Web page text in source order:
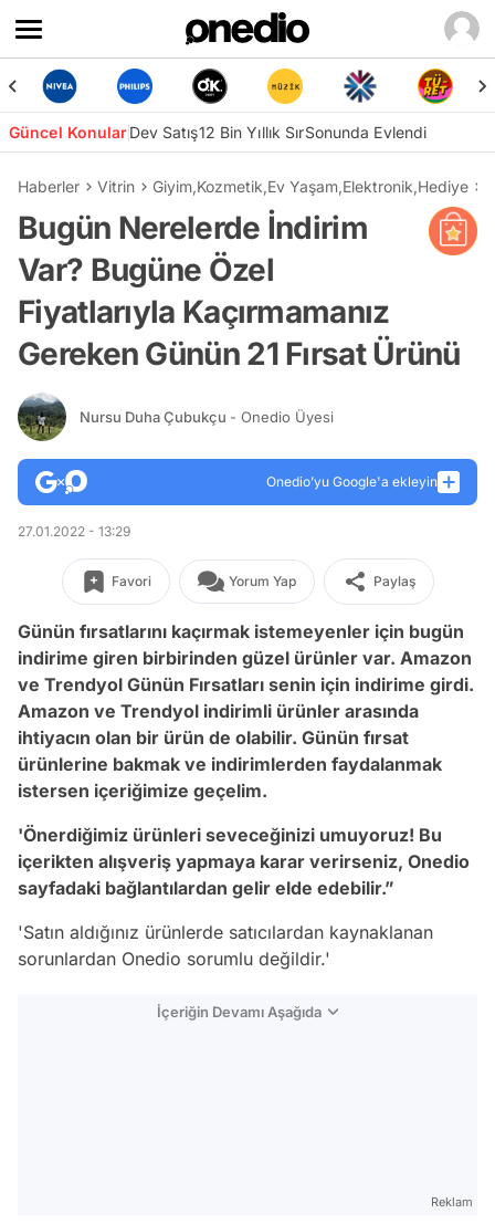
Güncel KonularDev Satış12 Bin Yıllık SırSonunda Evlendi
Haberler Vitrin Giyim,Kozmetik,Ev Yaşam,Elektronik,Hediye
Bugün Nerelerde İndirim
Var? Bugüne Özel
Fiyatlarıyla Kaçırmamanız
Gereken Günün 21 Fırsat Ürünü
Nursu Duha Çubukçu - Onedio Üyesi
Onedio’yu Google'a ekleyin
27.01.2022 - 13:29
Favori Yorum Yap Paylaş
Günün fırsatlarını kaçırmak istemeyenler için bugün
indirime giren birbirinden güzel ürünler var. Amazon
ve Trendyol Günün Fırsatları senin için indirime girdi.
Amazon ve Trendyol indirimli ürünler arasında
ihtiyacın olan bir ürün de olabilir. Günün fırsat
ürünlerine bakmak ve indirimlerden faydalanmak
istersen içeriğimize geçelim.
'Önerdiğimiz ürünleri seveceğinizi umuyoruz! Bu
içerikten alışveriş yapmaya karar verirseniz, Onedio
sayfadaki bağlantılardan gelir elde edebilir.”
'Satın aldığınız ürünlerde satıcılardan kaynaklanan
sorunlardan Onedio sorumlu değildir.'
İçeriğin Devamı Aşağıda
Reklam